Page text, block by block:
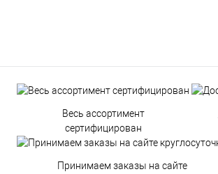
Весь ассортимент
сертифицирован
Принимаем заказы на сайте